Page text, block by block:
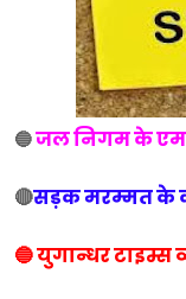
🔵जल निगम के
🔴सड़क मरम्मत के
🔵 युगान्धर टाइम्स